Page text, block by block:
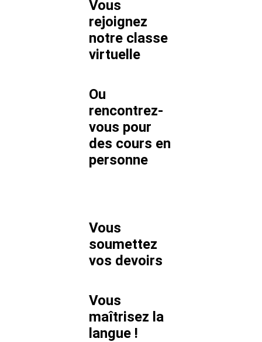
Vous
rejoignez
notre classe
virtuelle
Ou
rencontrez-
vous pour
des cours en
personne
Vous
soumettez
vos devoirs
Vous
maîtrisez la
langue !